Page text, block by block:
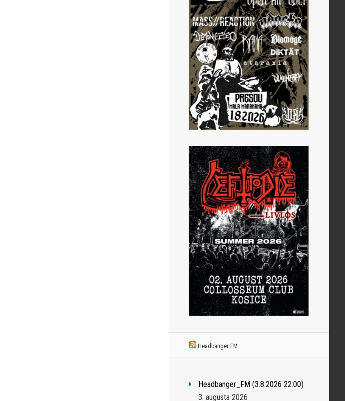
Headbanger FM
Headbanger_FM (3.8.2026 22:00)
3. augusta 2026